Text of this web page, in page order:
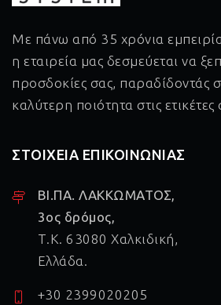
Με πάνω από 35 χρόνια εμπειρία
η εταιρεία μας δεσμεύεται να
προσδοκίες σας, παραδίδοντάς
καλύτερη ποιότητα στις ετικέτες
ΣΤΟΙΧΕΙΑ ΕΠΙΚΟΙΝΩΝΙΑΣ
ΒΙ.ΠΑ. ΛΑΚΚΩΜΑΤΟΣ,
3ος δρόμος,
Τ.Κ. 63080 Χαλκιδική,
Ελλάδα.
+30 2399020205